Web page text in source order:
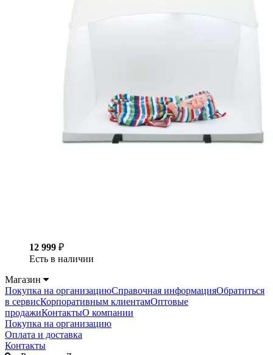
12 999 ₽
Есть в наличии
Магазин
Покупка на организациюСправочная информацияОбратиться
в сервисКорпоративным клиентамОптовые
продажиКонтактыО компании
Покупка на организацию
Оплата и доставка
Контакты